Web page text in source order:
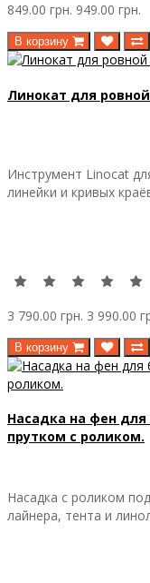
849.00 грн. 949.00 грн.
В корзину
Линокат для
Инструмент Linocat
линейки и кривых
3 790.00 грн. 3 990.00
В корзину
Насадка на фен
прутком с роликом.
Насадка с роликом
лайнера, тента и